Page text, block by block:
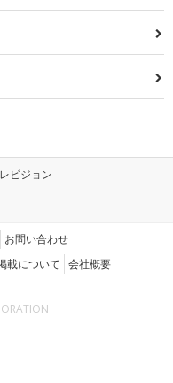
ビジョン
お問い合わせ
載について 会社概要